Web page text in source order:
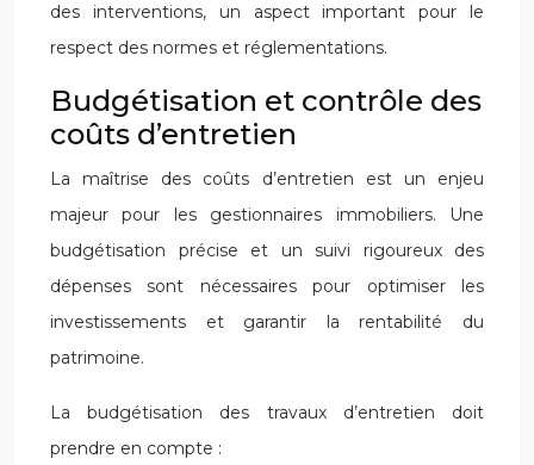
des interventions, un aspect important pour le
respect des normes et réglementations.
Budgétisation et contrôle des
coûts d’entretien
La maîtrise des coûts d’entretien est un enjeu
majeur pour les gestionnaires immobiliers. Une
budgétisation précise et un suivi rigoureux des
dépenses sont nécessaires pour optimiser les
investissements et garantir la rentabilité du
patrimoine.
La budgétisation des travaux d’entretien doit
prendre en compte :